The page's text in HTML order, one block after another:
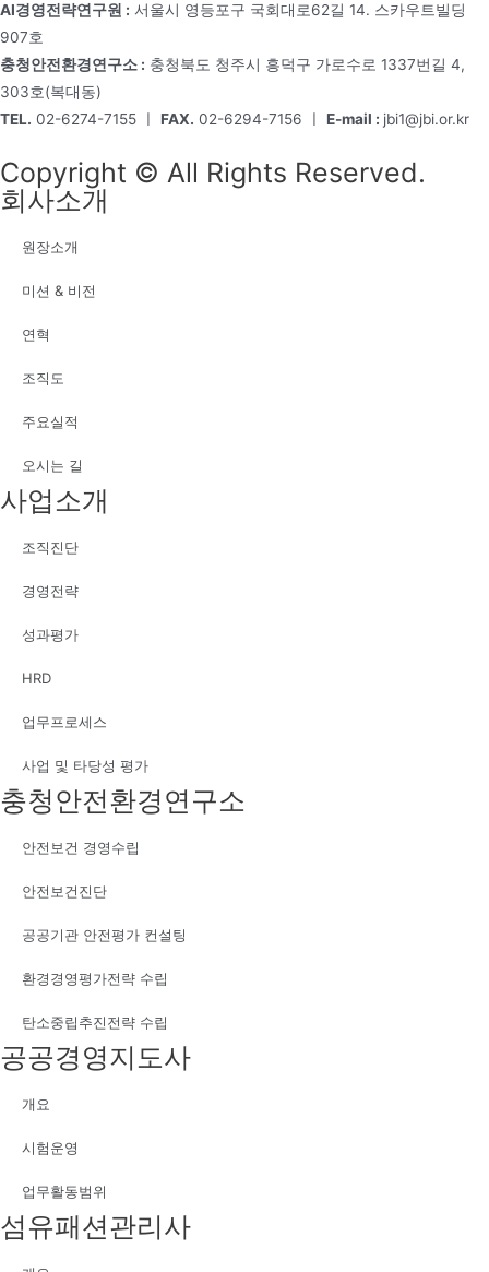
AI경영전략연구원 : 서울시 영등포구 국회대로62길 14. 스카우트빌딩
907호
충청안전환경연구소 : 충청북도 청주시 흥덕구 가로수로 1337번길 4,
303호(복대동)
TEL. 02-6274-7155 ㅣ FAX. 02-6294-7156 ㅣ E-mail : jbi1@jbi.or.kr
Copyright © All Rights Reserved.
회사소개
원장소개
미션 & 비전
연혁
조직도
주요실적
오시는 길
사업소개
조직진단
경영전략
성과평가
HRD
업무프로세스
사업 및 타당성 평가
충청안전환경연구소
안전보건 경영수립
안전보건진단
공공기관 안전평가 컨설팅
환경경영평가전략 수립
탄소중립추진전략 수립
공공경영지도사
개요
시험운영
업무활동범위
섬유패션관리사